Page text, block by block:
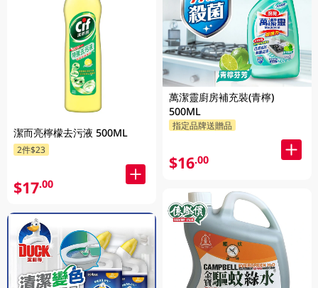
潔而亮檸檬去污液 500ML
2件$23
$17.00
萬潔靈廚房補充裝(青檸)
500ML
指定品牌送贈品
$16.00